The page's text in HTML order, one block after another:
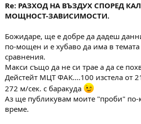
Re: РАЗХОД НА ВЪЗДУХ СПОРЕД
МОЩНОСТ-ЗАВИСИМОСТИ.
Божидаре, ще е добре да дадеш
по-мощен и е хубаво да има в
сравнения.
Макси също да не си трае а да се
Дейстейт МЦТ ФАК....100 изстела от
272 м/сек. с баракуда
Аз ще публикувам моите "проби" по-
време.